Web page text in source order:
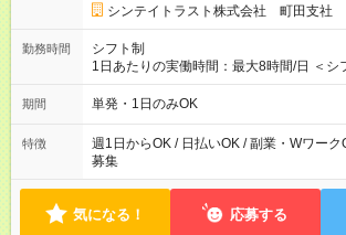
研修 ≫ 研修時の給与： 日給10，000円×3日間（24時間） ＝研
修費として合計30，000円支給 ＋交通費
【試用期間】試用期間なし
シンテイトラスト株式会社 町田支社
勤務時間
シフト制
1日あたりの実働時間：最大8時間/日 ＜シフト例＞ ■09：00～
18：00 ■20：00～翌5：00 など！ 上記時間内で、 実働8時
間・休憩1時間／日
期間 単発・1日のみOK
特徴
週1日からOK / 日払いOK / 副業・Wワー
募集
気になる！ 応募する